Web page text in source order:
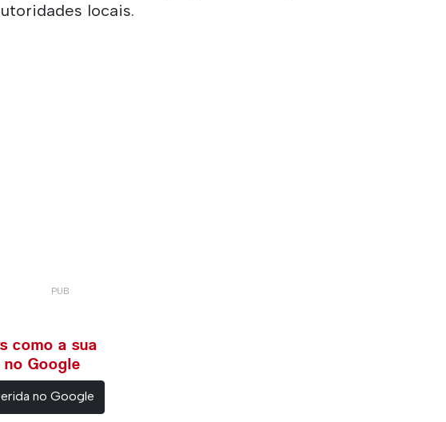
locais.
como a sua
Google
no Google